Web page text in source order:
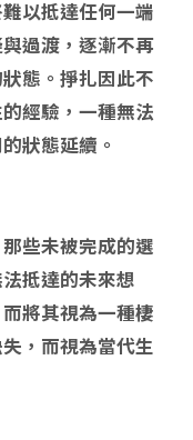
以抵達任何一端
過渡，逐漸不再
態。掙扎因此不
經驗，一種無法
狀態延續。
些未被完成的選
抵達的未來想
將其視為一種棲
，而視為當代生